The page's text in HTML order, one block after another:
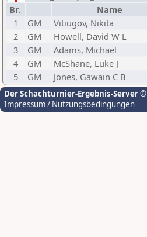
Br.
Name
1
GM Vitiugov, Nikita
2
GM Howell, David W L
3
GM Adams, Michael
4
GM McShane, Luke J
5
GM Jones, Gawain C B
Der Schachturnier-Ergebnis-Server©
Impressum / Nutzungsbedingungen